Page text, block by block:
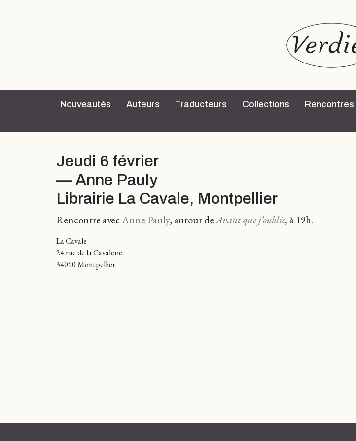
Nouveautés Auteurs Traducteurs Collections Rencontres
Jeudi 6 février
— Anne Pauly
Librairie La Cavale, Montpellier
Rencontre avecAnne Pauly, autour deAvant que j’oublie, à 19h.
La Cavale
24 rue de la Cavalerie
34090 Montpellier